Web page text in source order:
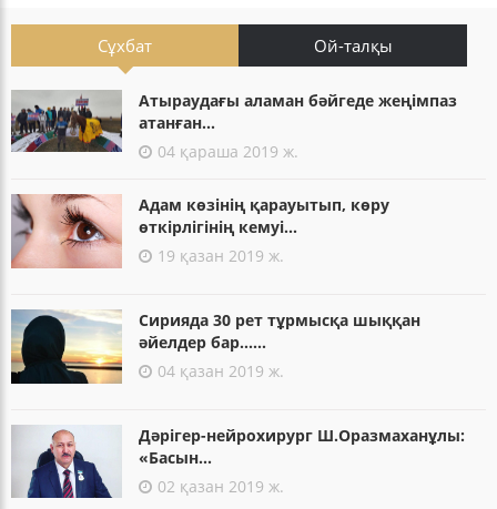
Сұхбат Ой-талқы
Атыраудағы аламан бәйгеде жеңімпаз
атанған...
04 қараша 2019 ж.
Адам көзінің қарауытып, көру
өткірлігінің кемуі...
19 қазан 2019 ж.
Сирияда 30 рет тұрмысқа шыққан
әйелдер бар......
04 қазан 2019 ж.
Дәрігер-нейрохирург Ш.Оразмаханұлы:
«Басын...
02 қазан 2019 ж.